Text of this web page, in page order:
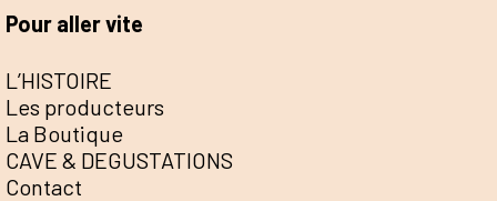
Pour aller vite
L’HISTOIRE
Les producteurs
La Boutique
CAVE & DEGUSTATIONS
Contact